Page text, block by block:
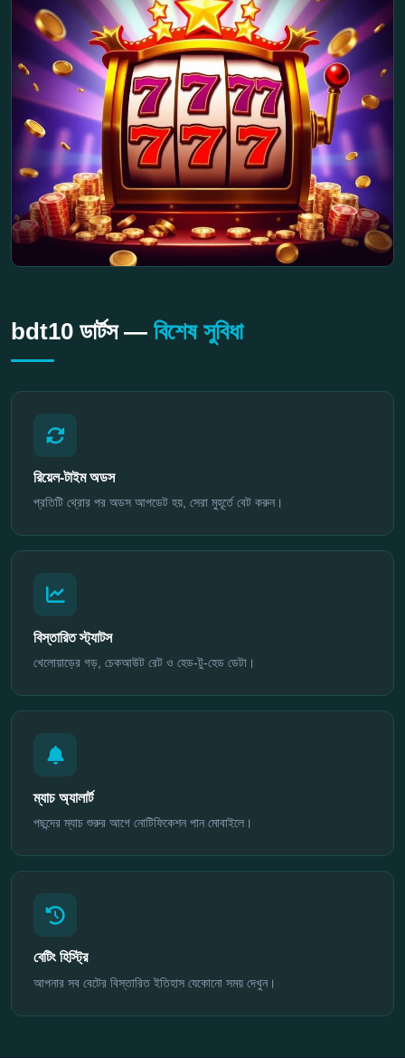
bdt10 ডার্টস — বিশেষ সুবিধা
রিয়েল-টাইম অডস
প্রতিটি থ্রোর পর অডস আপডেট হয়, সেরা মুহূর্তে বেট করুন।
বিস্তারিত স্ট্যাটস
খেলোয়াড়ের গড়, চেকআউট রেট ও হেড-টু-হেড ডেটা।
ম্যাচ অ্যালার্ট
পছন্দের ম্যাচ শুরুর আগে নোটিফিকেশন পান মোবাইলে।
বেটিং হিস্ট্রি
আপনার সব বেটের বিস্তারিত ইতিহাস যেকোনো সময় দেখুন।